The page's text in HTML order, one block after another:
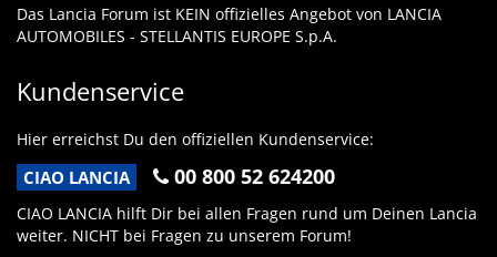
Das Lancia Forum ist KEIN offizielles Angebot von LANCIA
AUTOMOBILES - STELLANTIS EUROPE S.p.A.
Kundenservice
Hier erreichst Du den offiziellen Kundenservice:
CIAO LANCIA 00 800 52 624200
CIAO LANCIA hilft Dir bei allen Fragen rund um Deinen Lancia
weiter. NICHT bei Fragen zu unserem Forum!